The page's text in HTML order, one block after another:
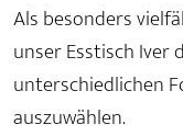
Als besonders
unser Esstisch Iver
unterschiedlichen
auszuwählen.